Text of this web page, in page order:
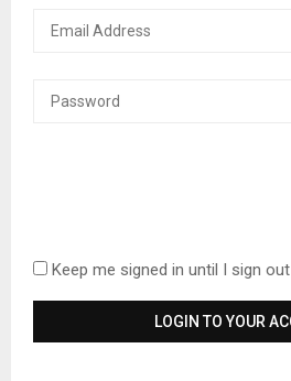
Keep me signed in until I sign out